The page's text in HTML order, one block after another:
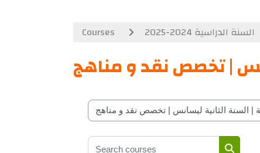
Courses السنة الدراسية 2024-2025
| تخصص نقد و مناهج
Course classifications by year
Search courses